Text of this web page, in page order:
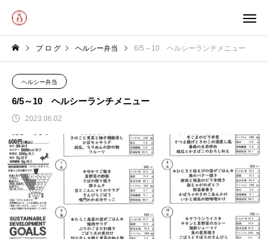
ブ ロ グ ヘルシー弁当 6/5～10 ヘルシーランチメニュー
ヘルシー弁当
6/5～10 ヘルシーランチメニュー
2023.06.02